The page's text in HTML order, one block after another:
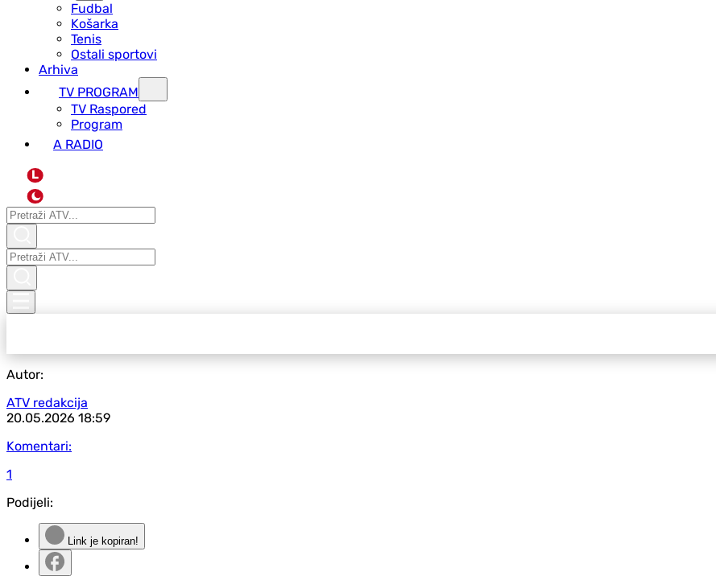
Fudbal
Košarka
Tenis
Ostali sportovi
Arhiva
TV PROGRAM
ТV Raspored
Program
A RADIO
L
Autor:
ATV redakcija
20.05.2026 18:59
Komentari:
1
Podijeli:
Link je kopiran!